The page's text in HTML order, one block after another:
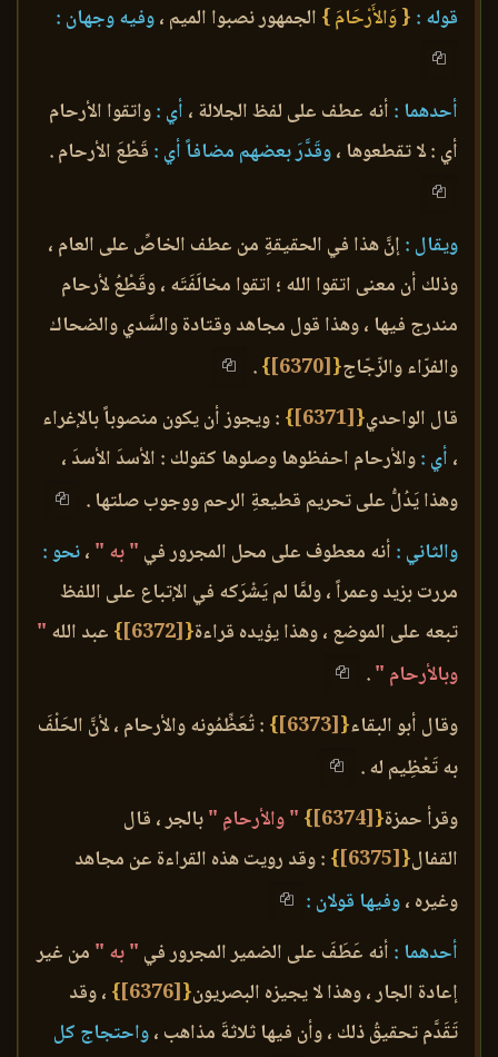
قوله : { وَالأَرْحَامَ } الجمهور نصبوا الميم ،وفيه وجهان :
أحدهما : أنه عطف على لفظ الجلالة ، أي :واتقوا الأرحام
أي : لا تقطعوها ،وقَدَّرَ بعضهم مضافاً أي : قَطْعَ الأرحام .
ويقال :إنَّ هذا في الحقيقةِ من عطف الخاصِّ على العام ،
وذلك أن معنى اتقوا الله ؛ اتقوا مخالَفَتَه ، وقَطْعُ لأرحام
مندرج فيها ، وهذا قول مجاهد وقتادة والسَّدي والضحاك
والفرّاء والزّجّاج{
[6370]
}
.
قال الواحدي{
[6371]
} : ويجوز أن يكون منصوباً بالإغراء
، أي :والأرحام احفظوها وصلوها كقولك : الأسدَ الأسدَ ،
وهذا يَدُلُّ على تحريم قطيعةِ الرحم ووجوب صلتها .
والثاني : أنه معطوف على محل المجرور في " به " ،نحو :
مررت بزيد وعمراً ، ولمَّا لم يَشْرَكه في الإتباع على اللفظ
تبعه على الموضع ، وهذا يؤيده قراءة{
[6372]
} عبد الله "
وبالأرحام ".
وقال أبو البقاء{
[6373]
} : تُعَظِّمُونه والأرحام ، لأنَّ الحَلْفَ
به تَعْظِيم له .
وقرأ حمزة{
[6374]
} " والأرحامِ "بالجر ، قال
القفال{
[6375]
} : وقد رويت هذه القراءة عن مجاهد
وغيره ،وفيها قولان :
أحدهما : أنه عَطَفَ على الضمير المجرور في " به " من غير
إعادة الجار ، وهذا لا يجيزه البصريون{
[6376]
} ، وقد
تَقَدَّم تحقيقُ ذلك ، وأن فيها ثلاثةَ مذاهب ،واحتجاج كل